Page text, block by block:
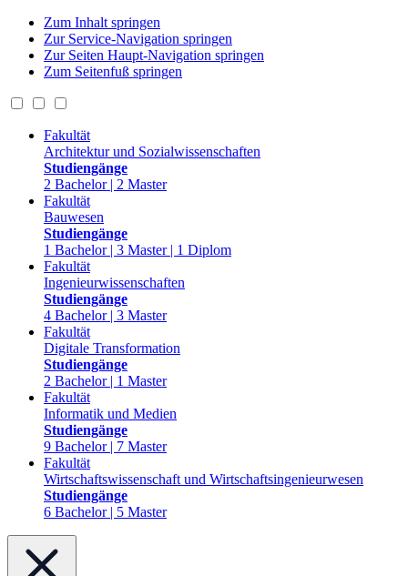
Zum Inhalt springen
Zur Service-Navigation springen
Zur Seiten Haupt-Navigation springen
Zum Seitenfuß springen
Fakultät
Architektur und Sozialwissenschaften
Studiengänge
2 Bachelor | 2 Master
Fakultät
Bauwesen
Studiengänge
1 Bachelor | 3 Master | 1 Diplom
Fakultät
Ingenieurwissenschaften
Studiengänge
4 Bachelor | 3 Master
Fakultät
Digitale Transformation
Studiengänge
2 Bachelor | 1 Master
Fakultät
Informatik und Medien
Studiengänge
9 Bachelor | 7 Master
Fakultät
Wirtschaftswissenschaft und Wirtschaftsingenieurwesen
Studiengänge
6 Bachelor | 5 Master